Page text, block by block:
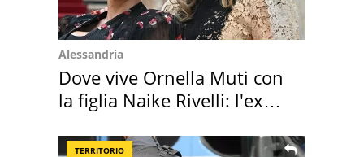
Alessandria
Dove vive Ornella Muti con
la figlia Naike Rivelli: l'ex
TERRITORIO